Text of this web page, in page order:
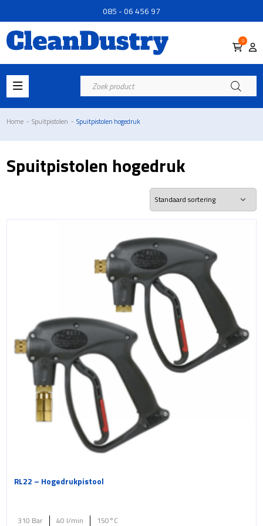
085 - 06 456 97
0
Producten
zoeken
Home - Spuitpistolen - Spuitpistolen hogedruk
Spuitpistolen hogedruk
RL22 – Hogedrukpistool
310 Bar 40 l/min 150°C